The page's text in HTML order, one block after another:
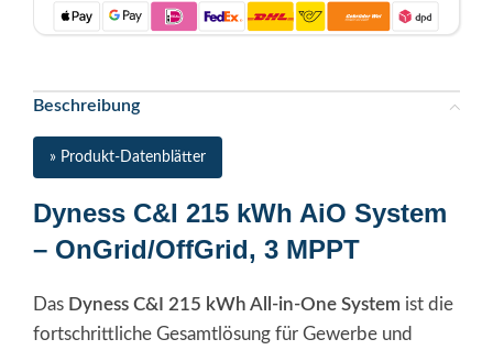
Beschreibung
» Produkt-Datenblätter
Dyness C&I 215 kWh AiO System
– OnGrid/OffGrid, 3 MPPT
Das Dyness C&I 215 kWh All-in-One System ist die
fortschrittliche Gesamtlösung für Gewerbe und